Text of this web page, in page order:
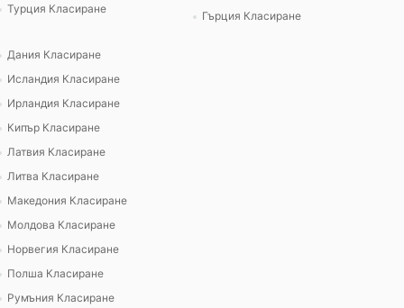
Турция Класиране
Гърция Класиране
Дания Класиране
Исландия Класиране
Ирландия Класиране
Кипър Класиране
Латвия Класиране
Литва Класиране
Македония Класиране
Молдова Класиране
Норвегия Класиране
Полша Класиране
Румъния Класиране